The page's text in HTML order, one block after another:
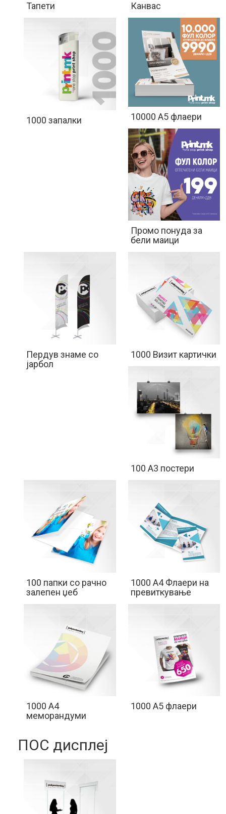
Тапети Канвас
1000 запалки 10000 A5 флаери
Промо понуда за
бели маици
Пердув знаме со
јарбол
1000 Визит картички
100 А3 постери
100 папки со рачно
залепен џеб
1000 A4 Флаери на
превиткување
1000 A4
меморандуми
1000 A5 флаери
ПОС дисплеј